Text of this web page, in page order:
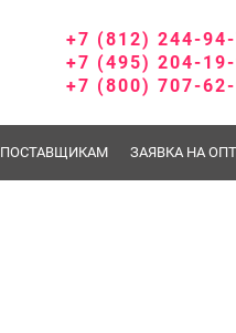
+7 (812) 244-
+7 (495) 204-
+7 (800) 707-
ПОСТАВЩИКАМ ЗАЯВКА НА ОПТ